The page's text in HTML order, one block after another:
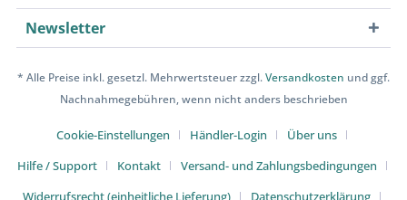
Newsletter
* Alle Preise inkl. gesetzl. Mehrwertsteuer zzgl.Versandkosten und ggf.
Nachnahmegebühren, wenn nicht anders beschrieben
Cookie-Einstellungen Händler-Login
Über uns
Hilfe / Support
Kontakt
Versand- und Zahlungsbedingungen
Widerrufsrecht (einheitliche Lieferung)
Datenschutzerklärung